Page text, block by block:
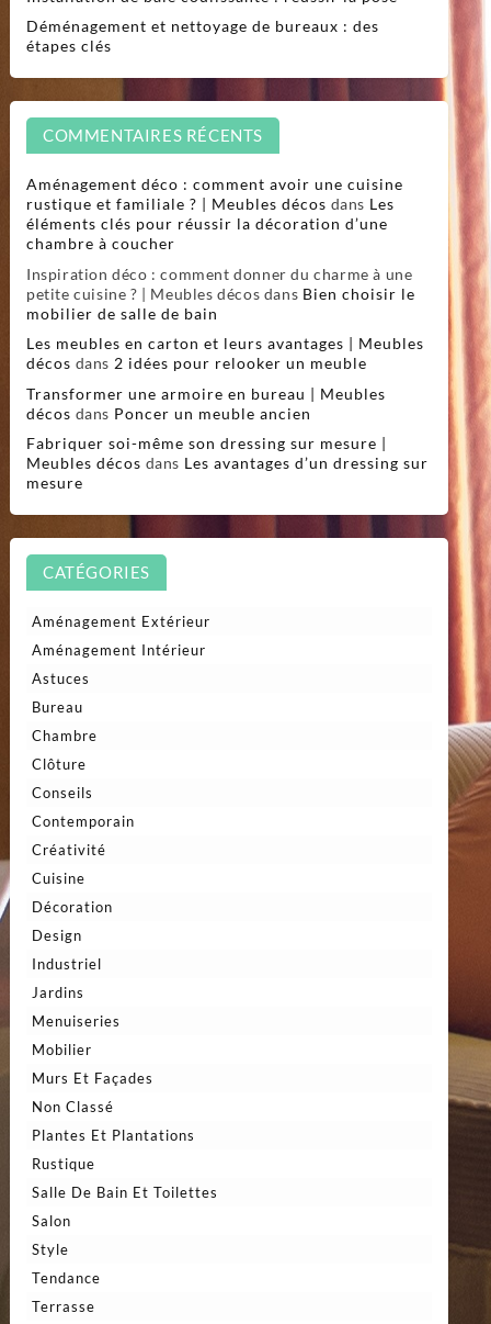
Déménagement et nettoyage de bureaux : des
étapes clés
COMMENTAIRES RÉCENTS
Aménagement déco : comment avoir une cuisine
rustique et familiale ? | Meubles décos dans Les
éléments clés pour réussir la décoration d’une
chambre à coucher
Inspiration déco : comment donner du charme à une
petite cuisine ? | Meubles décos dans Bien choisir le
mobilier de salle de bain
Les meubles en carton et leurs avantages | Meubles
décos dans 2 idées pour relooker un meuble
Transformer une armoire en bureau | Meubles
décos dans Poncer un meuble ancien
Fabriquer soi-même son dressing sur mesure |
Meubles décos dans Les avantages d’un dressing sur
mesure
CATÉGORIES
Aménagement Extérieur
Aménagement Intérieur
Astuces
Bureau
Chambre
Clôture
Conseils
Contemporain
Créativité
Cuisine
Décoration
Design
Industriel
Jardins
Menuiseries
Mobilier
Murs Et Façades
Non Classé
Plantes Et Plantations
Rustique
Salle De Bain Et Toilettes
Salon
Style
Tendance
Terrasse